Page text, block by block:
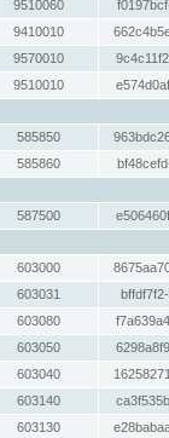
9510060
9410010
9570010
9510010
585850
585860
587500
603000
603031
603080
603050
603040
603140
603130